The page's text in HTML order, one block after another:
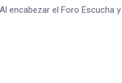
encabezar el Foro Escucha